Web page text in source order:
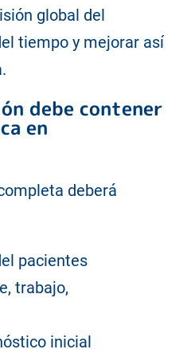
global del
tiempo y mejorar así
debe contener
en
deberá
pacientes
trabajo,
inicial